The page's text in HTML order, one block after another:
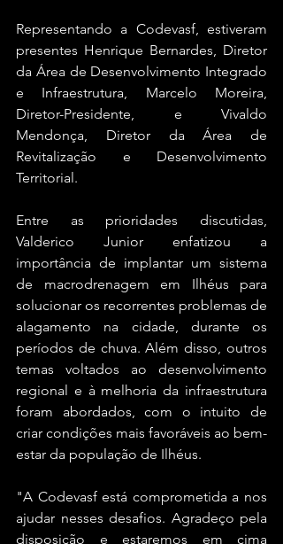
Representando a Codevasf, estiveram
presentes Henrique Bernardes, Diretor
da Área de Desenvolvimento Integrado
e Infraestrutura, Marcelo Moreira,
Diretor-Presidente, e Vivaldo
Mendonça, Diretor da Área de
Revitalização e Desenvolvimento
Territorial.
Entre as prioridades discutidas,
Valderico Junior enfatizou a
importância de implantar um sistema
de macrodrenagem em Ilhéus para
solucionar os recorrentes problemas de
alagamento na cidade, durante os
períodos de chuva. Além disso, outros
temas voltados ao desenvolvimento
regional e à melhoria da infraestrutura
foram abordados, com o intuito de
criar condições mais favoráveis ao bem-
estar da população de Ilhéus.
"A Codevasf está comprometida a nos
ajudar nesses desafios. Agradeço pela
disposição e estaremos em cima